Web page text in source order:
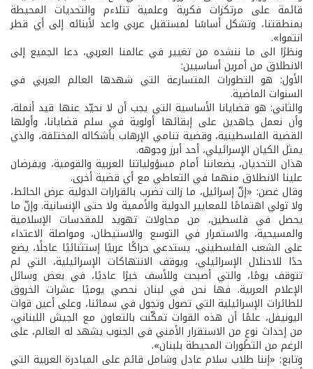
قائمة على مرتكزات فكرية وعلمية تتلاءم والتحديات المحيطة
بمنطقتنا، وتشكل أساسًا لمستقبل عربي واعد لأبنائه إلى أي قطر
انتموا».
ونظرًا الى ما ننشده من تغيير في عالمنا العربي، دعا الجميع إلى
الانطلاق من أمرين أساسيين:
الأول: هو التطورات المتسارعة التي شهدها العالم العربي في
السنوات الماضية.
والثاني: هو قضايانا الأساسية التي يجب أن لا نحيّد عنها قيد أنملة،
وأن نعمل جاهدين على إبقائها أولوية في سلم قضايانا، وأولها
القضية الفلسطينية، وقضية تنامي الإرهاب بأشكاله المختلفة، والذي
يمثل الكيان الإسرائيلي، أحد أبرز وجوهه.
هذان التحديان، يضعاننا أمام مسؤولياتنا العربية والقومية، ويفرضان
علينا الانطلاق منهما في التعاطي مع أي قضية أخرى.
وقال غصن: «إنّ إسرائيل، ما زالت تضرب بالقرارات الدولية عرض الحائط،
ولا تولي اهتمامًا للمعايير الدولية والأممية ولا حتى الإنسانية. وإنّ ما
يحصل في فلسطين، من محاولات تهويد للمقدسات الإسلامية
والمسيحية، والاستمرار في التوسع والاستيطان، ومواصلة الاعتداء
على الشعب الفلسطيني، يستدعي حراكًا عربيًا إستثنائيًا عاجلًا، يضع
حدًا للاحتلال الإسرائيلي، ويوقف الانتهاكات الإسرائيلية، التي لم
تتوقف يومًا، والتي أصبحت وللأسف خبرًا عاديًا، في بعض وسائل
الإعلام العربية. فها نحن في لبنان نحصي يوميًا عشرات الخروق
للطائرات الإسرائيلية التي تصول وتجول في سمائنا، وعلى أعين قوات
اليونيفل، علمًا أن هذه القوات تمكّنت بالتعاون مع الجيش اللبناني،
من إحداث نوعٍ من الاستقرار الأمني في الجنوب يشهد له العالم، على
الرغم من التطورات المحيطة بلبنان».
وتابع: «إننا طلاب سلام عادل وشامل قائم على المبادرة العربية التي